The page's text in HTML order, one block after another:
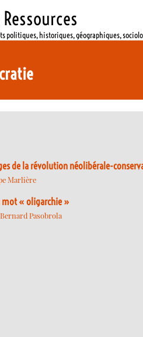
politiques, historiques, géographiques,
de la révolution néolibérale-
Marlière
mot « oligarchie »
Bernard Pasobrola